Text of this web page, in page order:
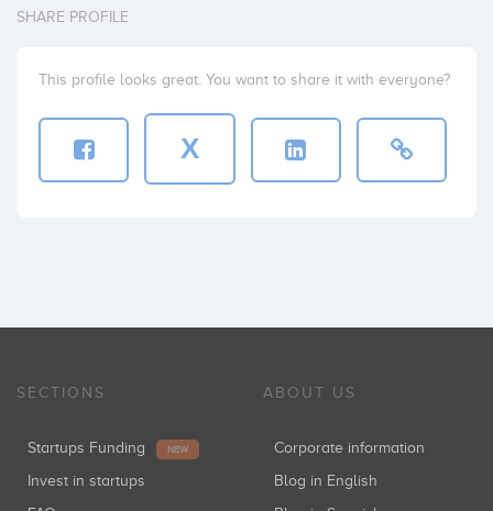
SHARE PROFILE
This profile looks great. You want to share it with everyone?
X
SECTIONS
Startups Funding NEW
Invest in startups
ABOUT US
Corporate information
Blog in English